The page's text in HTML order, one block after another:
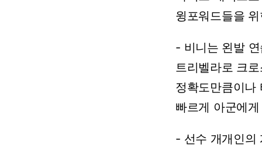
윙포워드들을
- 비니는 왼발
트리벨라로 크
정확도만큼이나
빠르게 아군에게
- 선수 개개인의